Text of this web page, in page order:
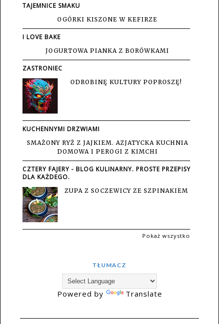
TAJEMNICE SMAKU
OGÓRKI KISZONE W KEFIRZE
I LOVE BAKE
JOGURTOWA PIANKA Z BORÓWKAMI
ZASTRONIEC
ODROBINĘ KULTURY POPROSZĘ!
KUCHENNYMI DRZWIAMI
SMAŻONY RYŻ Z JAJKIEM. AZJATYCKA KUCHNIA
DOMOWA I PEROGI Z KIMCHI
CZTERY FAJERY - BLOG KULINARNY. PROSTE PRZEPISY
DLA KAŻDEGO.
ZUPA Z SOCZEWICY ZE SZPINAKIEM
Pokaż wszystko
TŁUMACZ
Powered by Translate